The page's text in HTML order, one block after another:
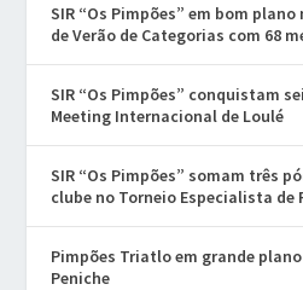
SIR “Os Pimpões” em bom
de Verão de Categorias com 68
SIR “Os Pimpões” conquistam
Meeting Internacional de Loulé
SIR “Os Pimpões” somam três
clube no Torneio Especialista de
Pimpões Triatlo em grande
Peniche